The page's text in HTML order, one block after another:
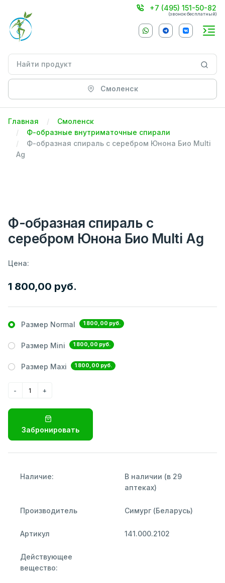
+7 (495) 151-50-82
(звонок бесплатный)
Смоленск
Главная
Смоленск
Ф-образные внутриматочные спирали
Ф-образная спираль с серебром Юнона Био Multi
Ag
Ф-образная спираль с
серебром Юнона Био Multi Ag
Цена:
1 800,00 руб.
Размер Normal 1 800,00 руб.
Размер Mini 1 800,00 руб.
Размер Maxi 1 800,00 руб.
Забронировать
Наличие:
В наличии (в 29
аптеках)
Производитель Симург (Беларусь)
Артикул 141.000.2102
Действующее
вещество: